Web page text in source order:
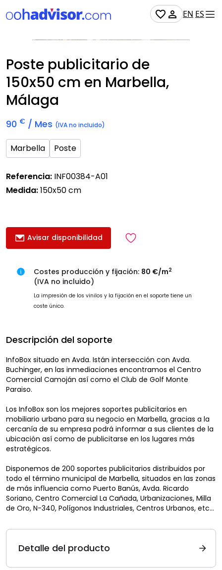
EN ES
No Disponible
Poste publicitario de
150x50 cm en Marbella,
Málaga
90 € / Mes (IVA no incluido)
Marbella Poste
Referencia: INF00384-A01
Medida:150x50 cm
Avisar disponibilidad
Costes producción y fijación: 80 €/m2
(IVA no incluido)
La impresión de los vinilos y la fijación en el soporte tiene un
coste único.
Descripción del soporte
InfoBox situado en Avda. Istán intersección con Avda.
Buchinger, en las inmediaciones encontramos el Centro
Comercial Camoján así como el Club de Golf Monte
Paraiso.
Los InfoBox son los mejores soportes publicitarios en
mobiliario urbano para su negocio en Marbella, gracias a la
cercanía de su empresa podrá informar a sus clientes de la
ubicación así como de publicitarse en los lugares más
estratégicos.
Disponemos de 200 soportes publicitarios distribuidos por
todo el término municipal de Marbella, situados en las zonas
de más influencia como Puerto Banús, Avda. Ricardo
Soriano, Centro Comercial La Cañada, Urbanizaciones, Milla
de Oro, N-340, Polígonos Industriales, Centros Urbanos, etc…
Detalle del producto